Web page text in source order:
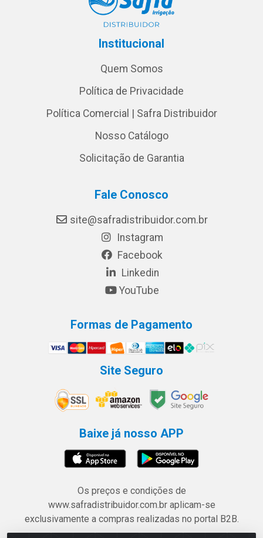
Institucional
Quem Somos
Política de Privacidade
Política Comercial | Safra Distribuidor
Nosso Catálogo
Solicitação de Garantia
Fale Conosco
site@safradistribuidor.com.br
Instagram
Facebook
Linkedin
YouTube
Formas de Pagamento
Site Seguro
Baixe já nosso APP
Os preços e condições de
www.safradistribuidor.com.br aplicam-se
exclusivamente a compras realizadas no portal B2B.